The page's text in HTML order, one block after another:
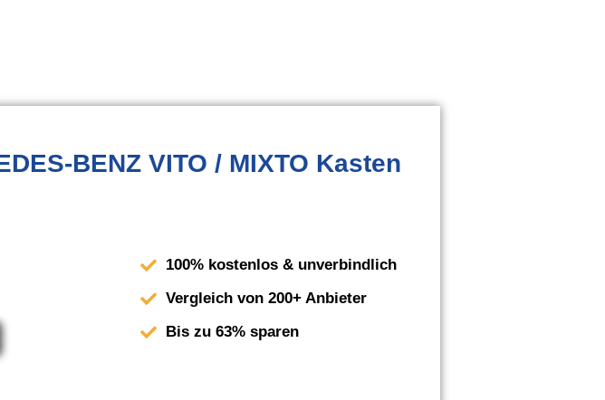
BENZ VITO / MIXTO Kasten
100% kostenlos & unverbindlich
Vergleich von 200+ Anbieter
Bis zu 63% sparen